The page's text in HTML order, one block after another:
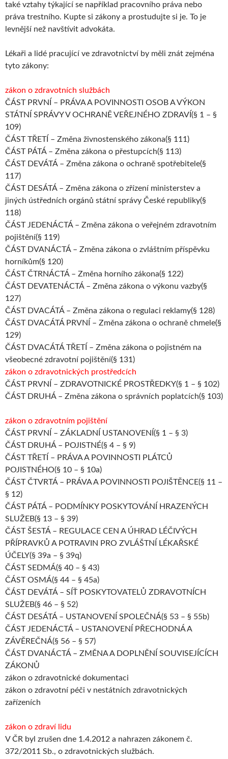
také vztahy týkající se například pracovního práva nebo
práva trestního. Kupte si zákony a prostudujte si je. To je
levnější než navštívit advokáta.
Lékaři a lidé pracující ve zdravotnictví by měli znát zejména
tyto zákony:
zákon o zdravotních službách
ČÁST PRVNÍ – PRÁVA A POVINNOSTI OSOB A VÝKON
STÁTNÍ SPRÁVY V OCHRANĚ VEŘEJNÉHO ZDRAVÍ(§ 1 – §
109)
ČÁST TŘETÍ – Změna živnostenského zákona(§ 111)
ČÁST PÁTÁ – Změna zákona o přestupcích(§ 113)
ČÁST DEVÁTÁ – Změna zákona o ochraně spotřebitele(§
117)
ČÁST DESÁTÁ – Změna zákona o zřízení ministerstev a
jiných ústředních orgánů státní správy České republiky(§
118)
ČÁST JEDENÁCTÁ – Změna zákona o veřejném zdravotním
pojištění(§ 119)
ČÁST DVANÁCTÁ – Změna zákona o zvláštním příspěvku
horníkům(§ 120)
ČÁST ČTRNÁCTÁ – Změna horního zákona(§ 122)
ČÁST DEVATENÁCTÁ – Změna zákona o výkonu vazby(§
127)
ČÁST DVACÁTÁ – Změna zákona o regulaci reklamy(§ 128)
ČÁST DVACÁTÁ PRVNÍ – Změna zákona o ochraně chmele(§
129)
ČÁST DVACÁTÁ TŘETÍ – Změna zákona o pojistném na
všeobecné zdravotní pojištění(§ 131)
zákon o zdravotnických prostředcích
ČÁST PRVNÍ – ZDRAVOTNICKÉ PROSTŘEDKY(§ 1 – § 102)
ČÁST DRUHÁ – Změna zákona o správních poplatcích(§ 103)
zákon o zdravotním pojištění
ČÁST PRVNÍ – ZÁKLADNÍ USTANOVENÍ(§ 1 – § 3)
ČÁST DRUHÁ – POJISTNÉ(§ 4 – § 9)
ČÁST TŘETÍ – PRÁVA A POVINNOSTI PLÁTCŮ
POJISTNÉHO(§ 10 – § 10a)
ČÁST ČTVRTÁ – PRÁVA A POVINNOSTI POJIŠTĚNCE(§ 11 –
§ 12)
ČÁST PÁTÁ – PODMÍNKY POSKYTOVÁNÍ HRAZENÝCH
SLUŽEB(§ 13 – § 39)
ČÁST ŠESTÁ – REGULACE CEN A ÚHRAD LÉČIVÝCH
PŘÍPRAVKŮ A POTRAVIN PRO ZVLÁŠTNÍ LÉKAŘSKÉ
ÚČELY(§ 39a – § 39q)
ČÁST SEDMÁ(§ 40 – § 43)
ČÁST OSMÁ(§ 44 – § 45a)
ČÁST DEVÁTÁ – SÍŤ POSKYTOVATELŮ ZDRAVOTNÍCH
SLUŽEB(§ 46 – § 52)
ČÁST DESÁTÁ – USTANOVENÍ SPOLEČNÁ(§ 53 – § 55b)
ČÁST JEDENÁCTÁ – USTANOVENÍ PŘECHODNÁ A
ZÁVĚREČNÁ(§ 56 – § 57)
ČÁST DVANÁCTÁ – ZMĚNA A DOPLNĚNÍ SOUVISEJÍCÍCH
ZÁKONŮ
zákon o zdravotnické dokumentaci
zákon o zdravotní péči v nestátních zdravotnických
zařízeních
zákon o zdraví lidu
V ČR byl zrušen dne 1.4.2012 a nahrazen zákonem č.
372/2011 Sb., o zdravotnických službách.